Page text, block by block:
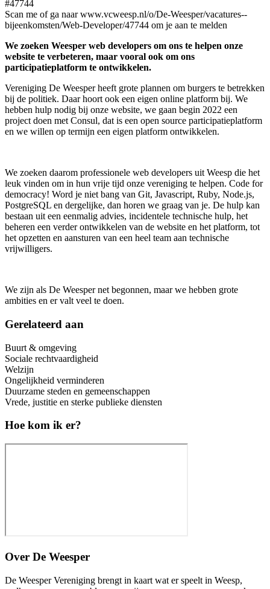
#47744
Scan me of ga naar www.vcweesp.nl/o/De-Weesper/vacatures--
bijeenkomsten/Web-Developer/47744 om je aan te melden
We zoeken Weesper web developers om ons te helpen onze
website te verbeteren, maar vooral ook om ons
participatieplatform te ontwikkelen.
Vereniging De Weesper heeft grote plannen om burgers te betrekken
bij de politiek. Daar hoort ook een eigen online platform bij. We
hebben hulp nodig bij onze website, we gaan begin 2022 een
project doen met Consul, dat is een open source participatieplatform
en we willen op termijn een eigen platform ontwikkelen.
We zoeken daarom professionele web developers uit Weesp die het
leuk vinden om in hun vrije tijd onze vereniging te helpen. Code for
democracy! Word je niet bang van Git, Javascript, Ruby, Node.js,
PostgreSQL en dergelijke, dan horen we graag van je. De hulp kan
bestaan uit een eenmalig advies, incidentele technische hulp, het
beheren een verder ontwikkelen van de website en het platform, tot
het opzetten en aansturen van een heel team aan technische
vrijwilligers.
We zijn als De Weesper net begonnen, maar we hebben grote
ambities en er valt veel te doen.
Gerelateerd aan
Buurt & omgeving
Sociale rechtvaardigheid
Welzijn
Ongelijkheid verminderen
Duurzame steden en gemeenschappen
Vrede, justitie en sterke publieke diensten
Hoe kom ik er?
Over De Weesper
De Weesper Vereniging brengt in kaart wat er speelt in Weesp,